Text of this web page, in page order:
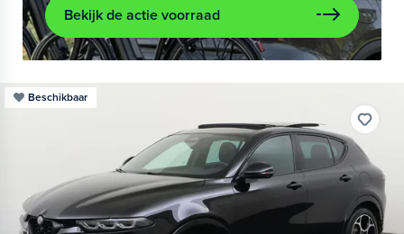
Bekijk de actie voorraad
Beschikbaar